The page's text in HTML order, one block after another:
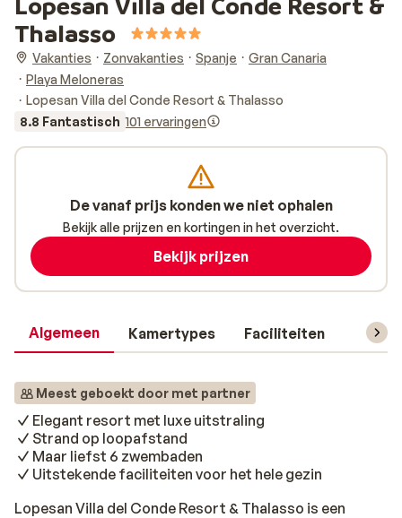
Thalasso
Vakanties Zonvakanties Spanje
Gran Canaria
Playa Meloneras
Lopesan Villa del Conde Resort & Thalasso
8.8 Fantastisch 101 ervaringen
Algemeen Kamertypes Faciliteiten
Meest geboekt door met partner
Elegant resort met luxe uitstraling
Strand op loopafstand
Maar liefst 6 zwembaden
Uitstekende faciliteiten voor het hele gezin
Lopesan Villa del Conde Resort & Thalasso is een
De vanaf prijs konden we niet ophalen
Bekijk alle prijzen en kortingen in het overzicht.
Bekijk prijzen